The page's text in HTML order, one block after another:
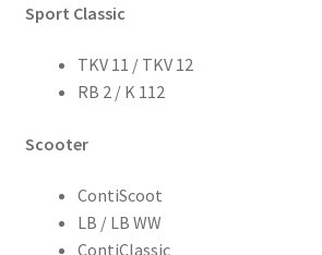
Sport Classic
TKV 11 / TKV 12
RB 2 / K 112
Scooter
ContiScoot
LB / LB WW
ContiClassic